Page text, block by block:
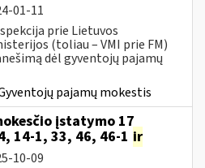
01-11
prie Lietuvos
(toliau – VMI prie FM)
dėl gyventojų pajamų
pajamų mokestis
įstatymo 17
14-1, 33, 46, 46-1 ir
10-09